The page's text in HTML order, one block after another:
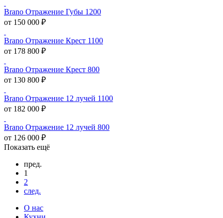
Brano Отражение Губы 1200
от 150 000 ₽
Brano Отражение Крест 1100
от 178 800 ₽
Brano Отражение Крест 800
от 130 800 ₽
Brano Отражение 12 лучей 1100
от 182 000 ₽
Brano Отражение 12 лучей 800
от 126 000 ₽
Показать ещё
пред.
1
2
след.
О нас